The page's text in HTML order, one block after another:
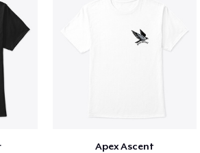
Apex Ascent